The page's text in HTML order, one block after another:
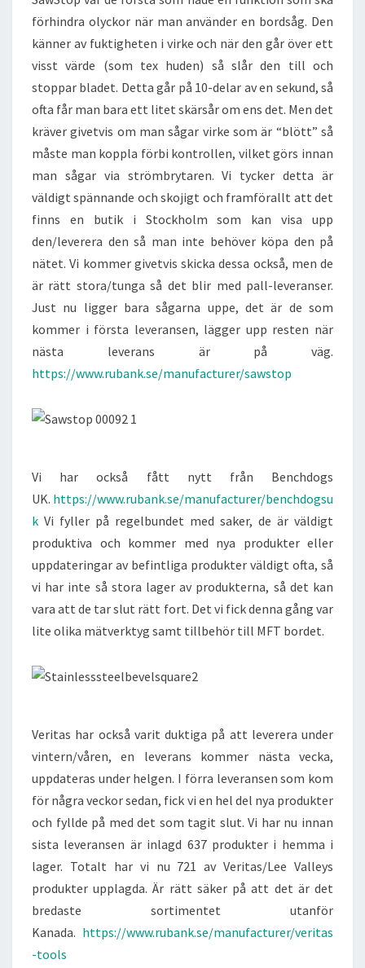
förhindra olyckor när man använder en bordsåg. Den
känner av fuktigheten i virke och när den går över ett
visst värde (som tex huden) så slår den till och
stoppar bladet. Detta går på 10-delar av en sekund, så
ofta får man bara ett litet skärsår om ens det. Men det
kräver givetvis om man sågar virke som är “blött” så
måste man koppla förbi kontrollen, vilket görs innan
man sågar via strömbrytaren. Vi tycker detta är
väldigt spännande och skojigt och framförallt att det
finns en butik i Stockholm som kan visa upp
den/leverera den så man inte behöver köpa den på
nätet. Vi kommer givetvis skicka dessa också, men de
är rätt stora/tunga så det blir med pall-leveranser.
Just nu ligger bara sågarna uppe, det är de som
kommer i första leveransen, lägger upp resten när
nästa leverans är på väg.
https://www.rubank.se/manufacturer/sawstop
Vi har också fått nytt från Benchdogs
UK. https://www.rubank.se/manufacturer/benchdogsu
k Vi fyller på regelbundet med saker, de är väldigt
produktiva och kommer med nya produkter eller
uppdateringar av befintliga produkter väldigt ofta, så
vi har inte så stora lager av produkterna, så det kan
vara att de tar slut rätt fort. Det vi fick denna gång var
lite olika mätverktyg samt tillbehör till MFT bordet.
Veritas har också varit duktiga på att leverera under
vintern/våren, en leverans kommer nästa vecka,
uppdateras under helgen. I förra leveransen som kom
för några veckor sedan, fick vi en hel del nya produkter
och fyllde på med det som tagit slut. Vi har nu innan
sista leveransen är inlagd 637 produkter i hemma i
lager. Totalt har vi nu 721 av Veritas/Lee Valleys
produkter upplagda. Är rätt säker på att det är det
bredaste sortimentet utanför
Kanada. https://www.rubank.se/manufacturer/veritas
-tools